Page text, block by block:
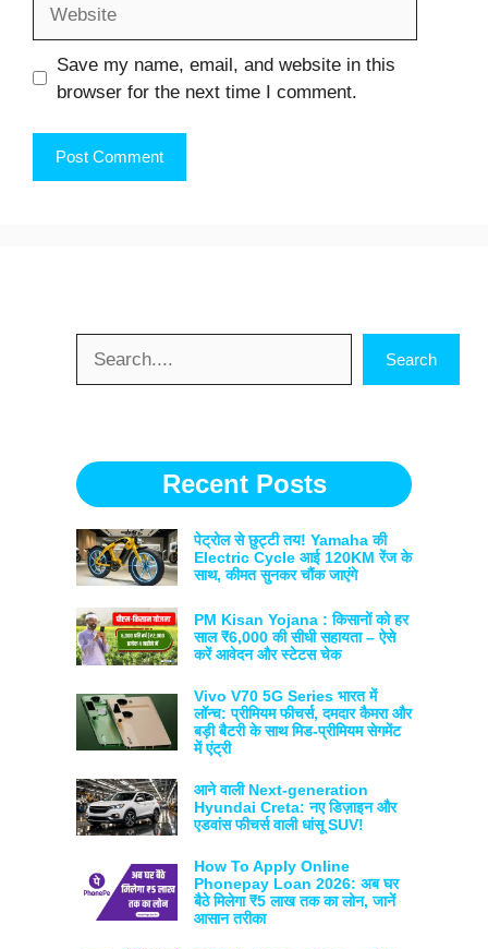
Save my name, email, and website in this
browser for the next time I comment.
Search
Recent Posts
पेट्रोल से छुट्टी तय! Yamaha की
Electric Cycle आई 120KM रेंज के
साथ, कीमत सुनकर चौंक जाएंगे
PM Kisan Yojana : किसानों को हर
साल ₹6,000 की सीधी सहायता – ऐसे
करें आवेदन और स्टेटस चेक
Vivo V70 5G Series भारत में
लॉन्च: प्रीमियम फीचर्स, दमदार कैमरा और
बड़ी बैटरी के साथ मिड-प्रीमियम सेगमेंट
में एंट्री
आने वाली Next-generation
Hyundai Creta: नए डिज़ाइन और
एडवांस फीचर्स वाली धांसू SUV!
How To Apply Online
Phonepay Loan 2026: अब घर
बैठे मिलेगा ₹5 लाख तक का लोन, जानें
आसान तरीका